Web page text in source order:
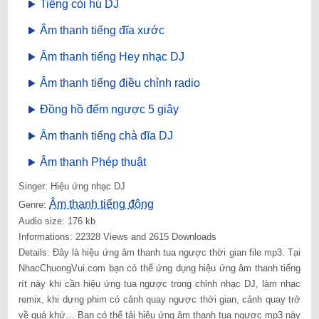
Tiếng còi hú DJ
Âm thanh tiếng đĩa xước
Âm thanh tiếng Hey nhạc DJ
Âm thanh tiếng điều chỉnh radio
Đồng hồ đếm ngược 5 giây
Âm thanh tiếng chà đĩa DJ
Âm thanh Phép thuật
Singer: Hiệu ứng nhạc DJ
Genre: Âm thanh tiếng động
Audio size: 176 kb
Informations: 22328 Views and 2615 Downloads
Details: Đây là hiệu ứng âm thanh tua ngược thời gian file mp3. Tại
NhacChuongVui.com bạn có thể ứng dụng hiệu ứng âm thanh tiếng
rít này khi cần hiệu ứng tua ngược trong chỉnh nhạc DJ, làm nhạc
remix, khi dựng phim có cảnh quay ngược thời gian, cảnh quay trở
về quá khứ… Bạn có thể tải hiệu ứng âm thanh tua ngược mp3 này